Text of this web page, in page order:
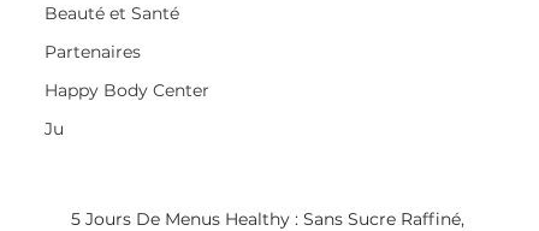
Beauté et Santé
Partenaires
Happy Body Center
Ju
5 Jours De Menus Healthy : Sans Sucre Raffiné,